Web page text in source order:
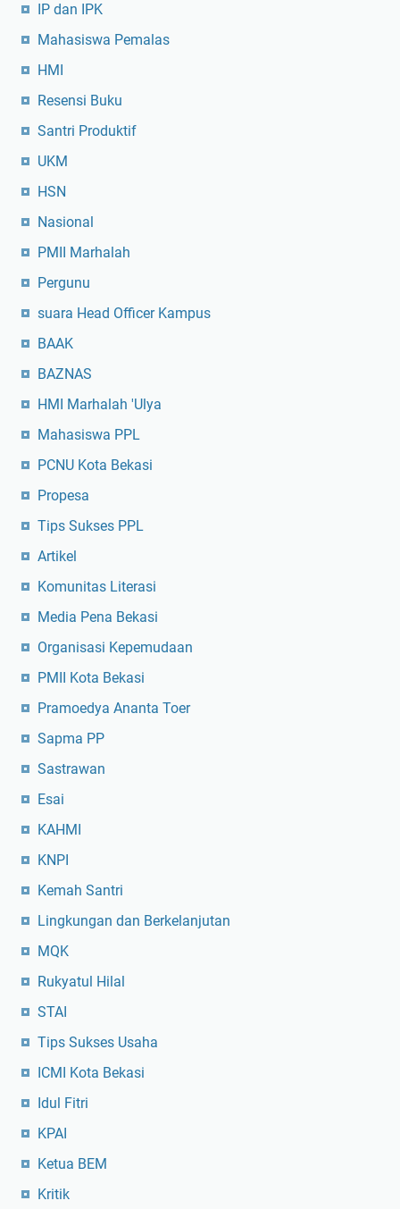
IP dan IPK
Mahasiswa Pemalas
HMI
Resensi Buku
Santri Produktif
UKM
HSN
Nasional
PMII Marhalah
Pergunu
suara Head Officer Kampus
BAAK
BAZNAS
HMI Marhalah 'Ulya
Mahasiswa PPL
PCNU Kota Bekasi
Propesa
Tips Sukses PPL
Artikel
Komunitas Literasi
Media Pena Bekasi
Organisasi Kepemudaan
PMII Kota Bekasi
Pramoedya Ananta Toer
Sapma PP
Sastrawan
Esai
KAHMI
KNPI
Kemah Santri
Lingkungan dan Berkelanjutan
MQK
Rukyatul Hilal
STAI
Tips Sukses Usaha
ICMI Kota Bekasi
Idul Fitri
KPAI
Ketua BEM
Kritik